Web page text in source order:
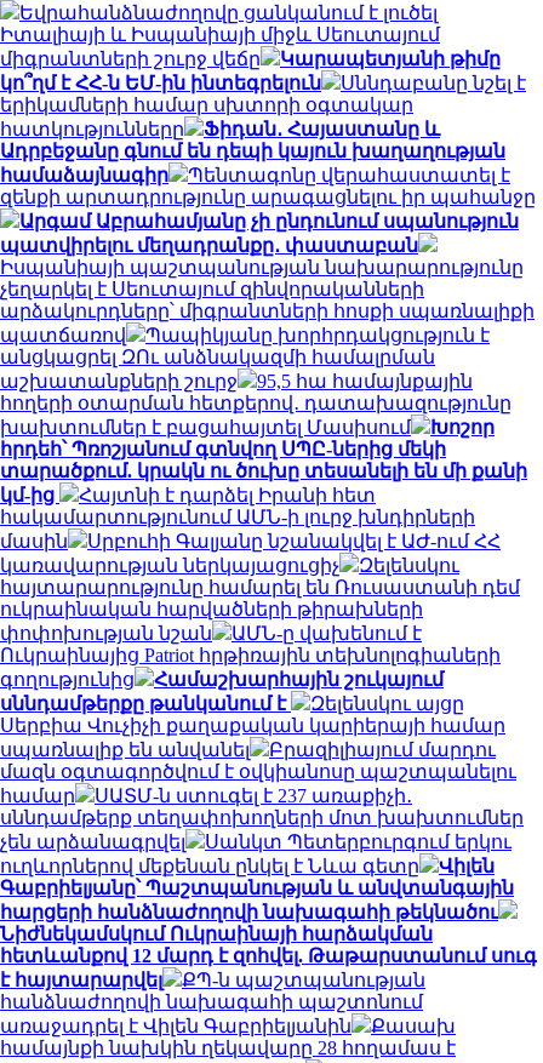
Եվրահանձնաժողովը ցանկանում է լուծել
Իտալիայի և Իսպանիայի միջև Սեուտայում
միգրանտների շուրջ վեճը
Կարապետյանի թիմը
կո՞ղմ է ՀՀ-ն ԵՄ-ին ինտեգրելուն
Սննդաբանը նշել է
երիկամների համար սխտորի օգտակար
հատկությունները
Ֆիդան․ Հայաստանը և
Ադրբեջանը գնում են դեպի կայուն խաղաղության
համաձայնագիր
Պենտագոնը վերահաստատել է
զենքի արտադրությունը արագացնելու իր պահանջը
Արգամ Աբրահամյանը չի ընդունում սպանություն
պատվիրելու մեղադրանքը․ փաստաբան
Իսպանիայի պաշտպանության նախարարությունը
չեղարկել է Սեուտայում զինվորականների
արձակուրդները՝ միգրանտների հոսքի սպառնալիքի
պատճառով
Պապիկյանը խորհրդակցություն է
անցկացրել ԶՈւ անձնակազմի համալրման
աշխատանքների շուրջ
95,5 հա համայնքային
հողերի օտարման հետքերով․ դատախազությունը
խախտումներ է բացահայտել Մասիսում
Խոշոր
հրդեհ՝ Պռոշյանում գտնվող ՍՊԸ-ներից մեկի
տարածքում. կրակն ու ծուխը տեսանելի են մի քանի
կմ-ից
Հայտնի է դարձել Իրանի հետ
հակամարտությունում ԱՄՆ-ի լուրջ խնդիրների
մասին
Սրբուհի Գալյանը նշանակվել է ԱԺ-ում ՀՀ
կառավարության ներկայացուցիչ
Զելենսկու
հայտարարությունը համարել են Ռուսաստանի դեմ
ուկրաինական հարվածների թիրախների
փոփոխության նշան
ԱՄՆ-ը վախենում է
Ուկրաինայից Patriot հրթիռային տեխնոլոգիաների
գողությունից
Համաշխարհային շուկայում
սննդամթերքը թանկանում է
Զելենսկու այցը
Սերբիա Վուչիչի քաղաքական կարիերայի համար
սպառնալիք են անվանել
Բրազիլիայում մարդու
մազն օգտագործվում է օվկիանոսը պաշտպանելու
համար
ՍԱՏՄ-ն ստուգել է 237 առաքիչի․
սննդամթերք տեղափոխողների մոտ խախտումներ
չեն արձանագրվել
Սանկտ Պետերբուրգում երկու
ուղևորներով մեքենան ընկել է Նևա գետը
Վիլեն
Գաբրիելյանը՝ Պաշտպանության և անվտանգային
հարցերի հանձնաժողովի նախագահի թեկնածու
Նիժնեկամսկում Ուկրաինայի հարձակման
հետևանքով 12 մարդ է զոհվել. Թաթարստանում սուգ
է հայտարարվել
ՔՊ-ն պաշտպանության
հանձնաժողովի նախագահի պաշտոնում
առաջադրել է Վիլեն Գաբրիելյանին
Քասախ
համայնքի նախկին ղեկավարը 28 հողամաս է